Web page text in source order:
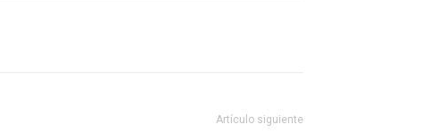
Artículo siguiente